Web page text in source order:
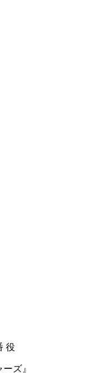
役
ズ』